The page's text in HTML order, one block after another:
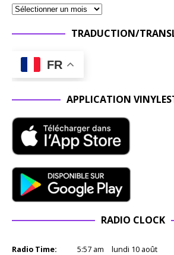
TRADUCTION/
FR
APPLICATION
RADIO CLOCK
Radio Time: 5:57 am lundi 10 août